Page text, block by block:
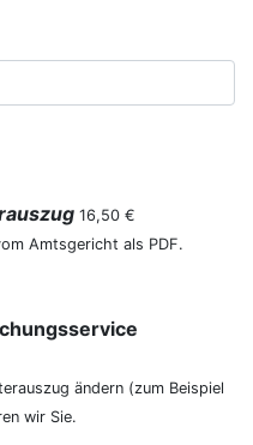
16,50 €
Amtsgericht als PDF.
ändern (zum Beispiel
wir Sie.